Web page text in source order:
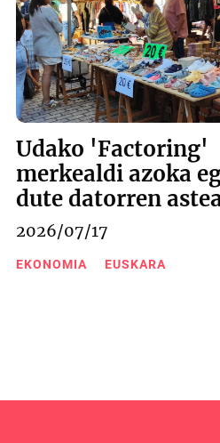
Udako 'Factoring'
merkealdi azoka
dute datorren
2026/07/17
EKONOMIA EUSKARA